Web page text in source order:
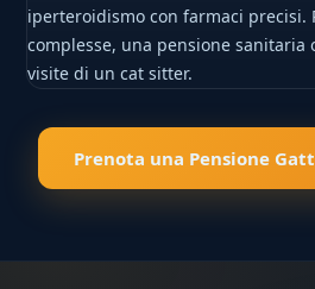
iperteroidismo con farmaci precisi.
complesse, una pensione
visite di un cat sitter.
Prenota una Pensione